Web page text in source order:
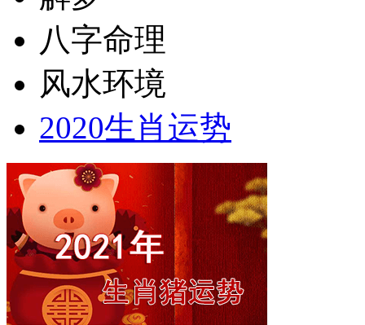
八字命理
风水环境
2020生肖运势